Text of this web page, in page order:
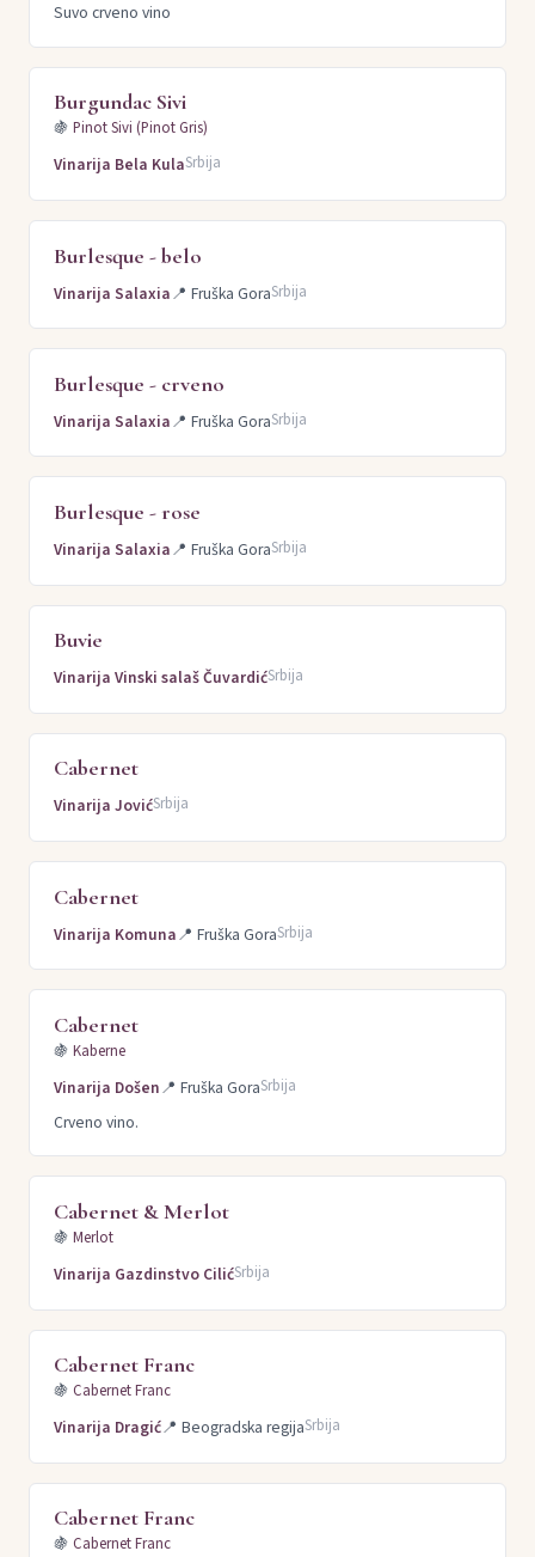
Suvo crveno vino
Burgundac Sivi
🍇 Pinot Sivi (Pinot Gris)
Vinarija Bela KulaSrbija
Burlesque - belo
Vinarija Salaxia📍 Fruška GoraSrbija
Burlesque - crveno
Vinarija Salaxia📍 Fruška GoraSrbija
Burlesque - rose
Vinarija Salaxia📍 Fruška GoraSrbija
Buvie
Vinarija Vinski salaš ČuvardićSrbija
Cabernet
Vinarija JovićSrbija
Cabernet
Vinarija Komuna📍 Fruška GoraSrbija
Cabernet
🍇 Kaberne
Vinarija Došen📍 Fruška GoraSrbija
Crveno vino.
Cabernet & Merlot
🍇 Merlot
Vinarija Gazdinstvo CilićSrbija
Cabernet Franc
🍇 Cabernet Franc
Vinarija Dragić📍 Beogradska regijaSrbija
Cabernet Franc
🍇 Cabernet Franc